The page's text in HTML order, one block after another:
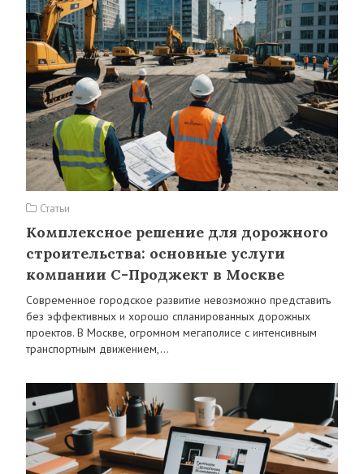
Статьи
Комплексное решение для дорожного
строительства: основные услуги
компании C-Проджект в Москве
Современное городское развитие невозможно представить
без эффективных и хорошо спланированных дорожных
проектов. В Москве, огромном мегаполисе с интенсивным
транспортным движением,…